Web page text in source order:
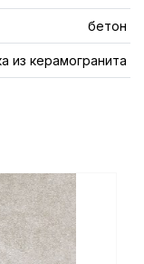
бетон
из керамогранита